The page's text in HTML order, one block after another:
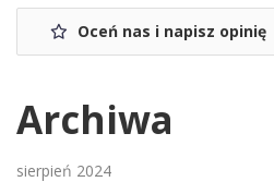
Oceń nas i napisz opinię
Archiwa
sierpień 2024